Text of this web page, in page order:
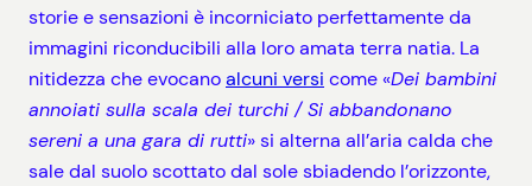
storie e sensazioni è incorniciato perfettamente da
immagini riconducibili alla loro amata terra natia. La
nitidezza che evocanoalcuni versi come «Dei bambini
annoiati sulla scala dei turchi / Si abbandonano
sereni a una gara di rutti» si alterna all’aria calda che
sale dal suolo scottato dal sole sbiadendo l’orizzonte,